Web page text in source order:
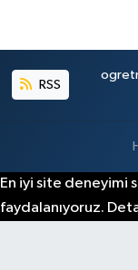
RSS
En iyi site deneyimi
faydalanıyoruz.